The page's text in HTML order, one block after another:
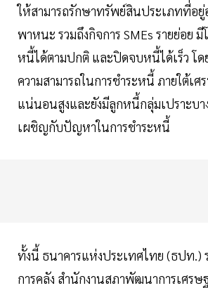
ให้สามารถรักษาทรัพย์สินประเภทที่อยู่
พาหนะ รวมถึงกิจการ SMEs รายย่อย
หนี้ได้ตามปกติ และปิดจบหนี้ได้เร็ว โด
ความสามารถในการชำระหนี้ ภายใต้เ
แน่นอนสูงและยังมีลูกหนี้กลุ่มเปราะบ
เผชิญกับปัญหาในการชำระหนี้
ทั้งนี้ ธนาคารแห่งประเทศไทย (ธปท.)
การคลัง สำนักงานสภาพัฒนาการเศร